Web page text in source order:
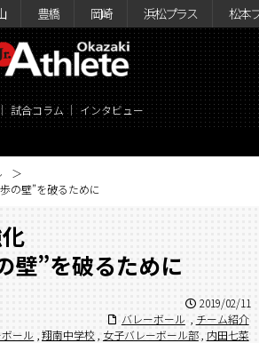
豊橋 岡崎 浜松プラス 松本
試合コラム インタビュー
の壁”を破るために
壁”を破るために
2019/02/11
バレーボール
チーム紹介
ール 翔南中学校 女子バレーボール部 内田七菜